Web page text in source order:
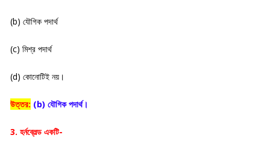
(b) যৌগিক পদার্থ
(c) মিশ্র পদার্থ
(d) কোনোটিই নয়।
উত্তর: (b) যৌগিক পদার্থ।
3. হর্নব্লেল্ড একটি-